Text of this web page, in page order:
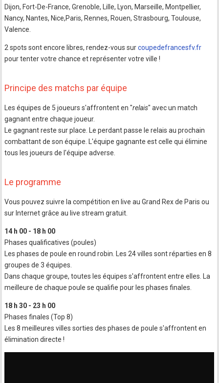
Dijon, Fort-De-France, Grenoble, Lille, Lyon, Marseille, Montpellier,
Nancy, Nantes, Nice,Paris, Rennes, Rouen, Strasbourg, Toulouse,
Valence.
2 spots sont encore libres, rendez-vous surcoupedefrancesfv.fr
pour tenter votre chance et représenter votre ville !
Principe des matchs par équipe
Les équipes de 5 joueurs s'affrontent en "relais" avec un match
gagnant entre chaque joueur.
Le gagnant reste sur place. Le perdant passe le relais au prochain
combattant de son équipe. L'équipe gagnante est celle qui élimine
tous les joueurs de l'équipe adverse.
Le programme
Vous pouvez suivre la compétition en live au Grand Rex de Paris ou
sur Internet grâce au live stream gratuit.
14 h 00 - 18 h 00
Phases qualificatives (poules)
Les phases de poule en round robin. Les 24 villes sont réparties en 8
groupes de 3 équipes.
Dans chaque groupe, toutes les équipes s'affrontent entre elles. La
meilleure de chaque poule se qualifie pour les phases finales.
18 h 30 - 23 h 00
Phases finales (Top 8)
Les 8 meilleures villes sorties des phases de poule s'affrontent en
élimination directe !